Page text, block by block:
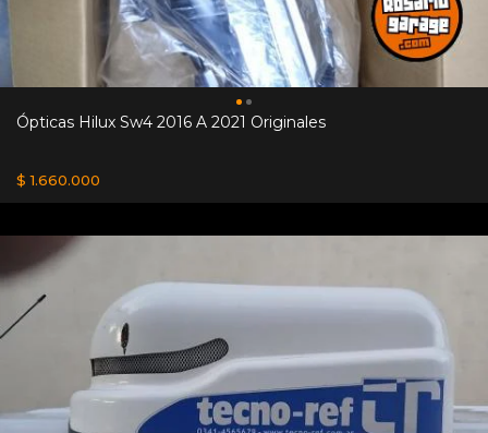
Ópticas Hilux Sw4 2016 A 2021 Originales
$ 1.660.000